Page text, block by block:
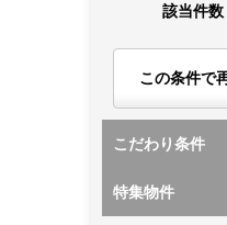
該当件数
この条件で
こだわり条件
特集物件